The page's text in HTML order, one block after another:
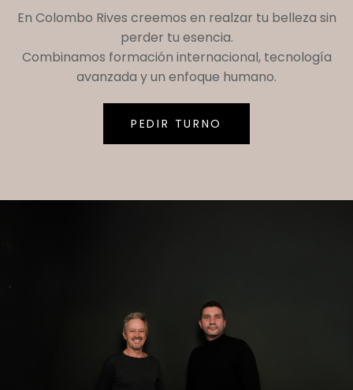
En Colombo Rives creemos en realzar tu belleza sin
perder tu esencia.
Combinamos formación internacional, tecnología
avanzada y un enfoque humano.
PEDIR TURNO